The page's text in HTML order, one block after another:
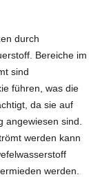
durch
Bereiche im
sind
führen, was die
da sie auf
angewiesen sind.
werden kann
werden.